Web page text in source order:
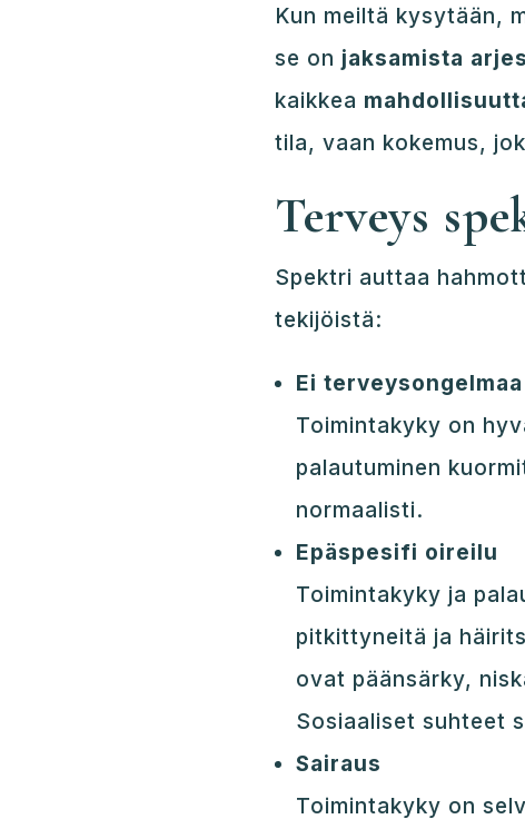
Kun meiltä kysytään,
se on jaksamista
kaikkea
tila, vaan kokemus,
Terveys
Spektri auttaa
tekijöistä:
Ei terveysongelmaa
Toimintakyky on
palautuminen
normaalisti.
Epäspesifi oireilu
Toimintakyky ja
pitkittyneitä ja
ovat päänsärky,
Sosiaaliset suhteet
Sairaus
Toimintakyky on